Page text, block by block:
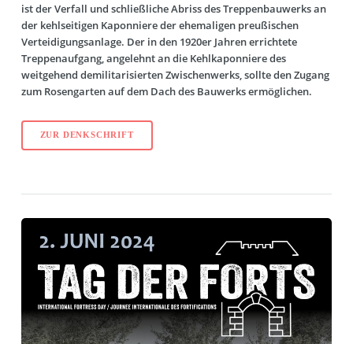
ist der Verfall und schließliche Abriss des Treppenbauwerks an
der kehlseitigen Kaponniere der ehemaligen preußischen
Verteidigungsanlage. Der in den 1920er Jahren errichtete
Treppenaufgang, angelehnt an die Kehlkaponniere des
weitgehend demilitarisierten Zwischenwerks, sollte den Zugang
zum Rosengarten auf dem Dach des Bauwerks ermöglichen.
ZUR DENKSCHRIFT